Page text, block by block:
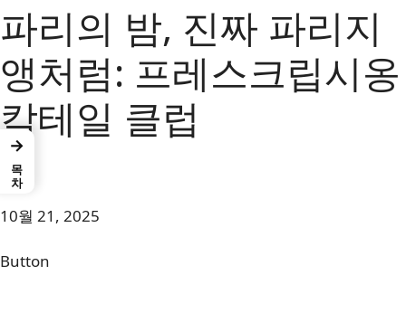
파리의 밤, 진짜 파리지
앵처럼: 프레스크립시옹
칵테일 클럽
jay
10월 21, 2025
Button
→
목차